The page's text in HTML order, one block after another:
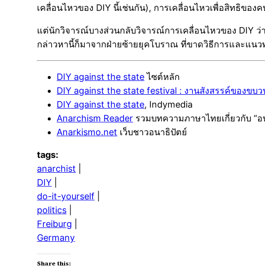
เคลื่อนไหวของ DIY นี้เช่นกัน), การเคลื่อนไหวเพื่อสิทธิขอ
แต่นักวิจารณ์บางส่วนกลับวิจารณ์การเคลื่อนไหวของ DIY
กล่าวหานี้ก็มาจากฝ่ายซ้ายยุคโบราณ ที่ขาดวิธีการและแนว
DIY against the stateไซต์หลัก
DIY against the state festival : งานสังสรรค์ของขบ
DIY against the state, Indymedia
Anarchism Reader รวมบทความภาษาไทยเกี่ยวกับ “อ
Anarkismo.net เว็บชาวอนาธิปัตย์
tags:
anarchist
DIY
do-it-yourself
politics
Freiburg
Germany
Share this: